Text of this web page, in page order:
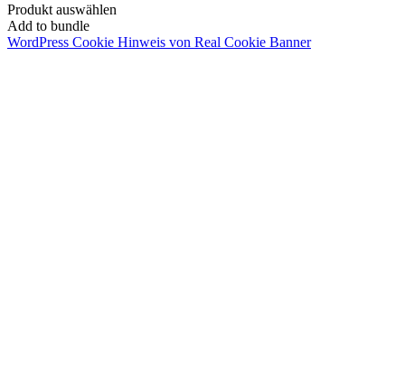
Produkt auswählen
Add to bundle
WordPress Cookie Hinweis von Real Cookie Banner